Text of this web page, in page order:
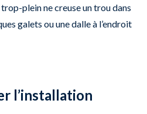
plein ne creuse un trou dans
galets ou une dalle à l’endroit
l’installation